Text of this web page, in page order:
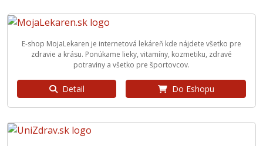
E-shop MojaLekaren je internetová lekáreň kde nájdete všetko pre
zdravie a krásu. Ponúkame lieky, vitamíny, kozmetiku, zdravé
potraviny a všetko pre športovcov.
Detail Do Eshopu